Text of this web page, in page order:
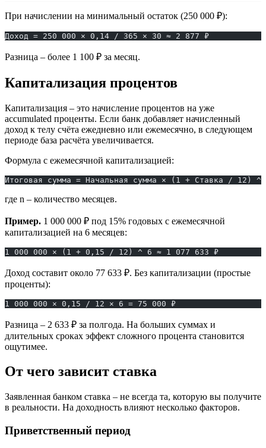
При начислении на минимальный остаток (250 000 ₽):
Доход = 250 000 × 0,14 / 365 × 30 ≈ 2 877 ₽
Разница – более 1 100 ₽ за месяц.
Капитализация процентов
Капитализация – это начисление процентов на уже
accumulated проценты. Если банк добавляет начисленный
доход к телу счёта ежедневно или ежемесячно, в следующем
периоде база расчёта увеличивается.
Формула с ежемесячной капитализацией:
Итоговая сумма = Начальная сумма × (1 + Ставка / 12) ^
где n – количество месяцев.
Пример. 1 000 000 ₽ под 15% годовых с ежемесячной
капитализацией на 6 месяцев:
1 000 000 × (1 + 0,15 / 12) ^ 6 ≈ 1 077 633 ₽
Доход составит около 77 633 ₽. Без капитализации (простые
проценты):
1 000 000 × 0,15 / 12 × 6 = 75 000 ₽
Разница – 2 633 ₽ за полгода. На больших суммах и
длительных сроках эффект сложного процента становится
ощутимее.
От чего зависит ставка
Заявленная банком ставка – не всегда та, которую вы получите
в реальности. На доходность влияют несколько факторов.
Приветственный период